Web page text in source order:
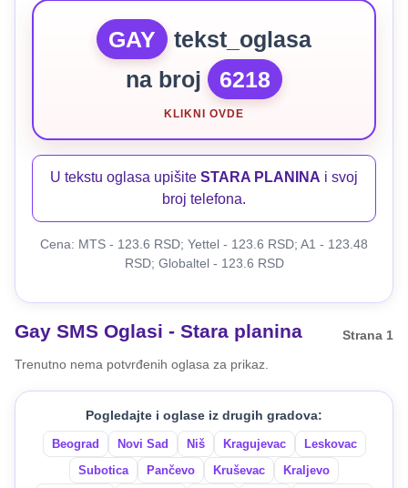
GAY
tekst_oglasa
na broj
6218
KLIKNI OVDE
U tekstu oglasa upišite STARA PLANINA i svoj
broj telefona.
Cena: MTS - 123.6 RSD; Yettel - 123.6 RSD; A1 - 123.48
RSD; Globaltel - 123.6 RSD
Gay SMS Oglasi - Stara planina
Strana 1
Trenutno nema potvrđenih oglasa za prikaz.
Pogledajte i oglase iz drugih gradova:
Beograd Novi Sad Niš Kragujevac
Leskovac
Subotica
Pančevo Kruševac
Kraljevo